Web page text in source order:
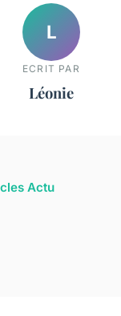
L
ECRIT PAR
Léonie
Actu